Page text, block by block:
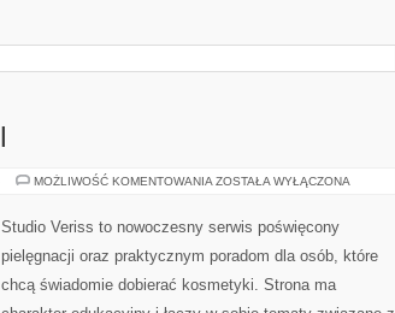
MOŻLIWOŚĆ KOMENTOWANIA TRENDY
ZOSTAŁA WYŁĄCZONA
Studio Veriss to nowoczesny serwis poświęcony
pielęgnacji oraz praktycznym poradom dla osób, które
chcą świadomie dobierać kosmetyki. Strona ma